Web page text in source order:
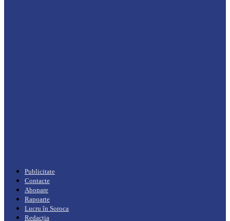
Publicitate
Contacte
Abonare
Rapoarte
Lucru în Soroca
Redacția